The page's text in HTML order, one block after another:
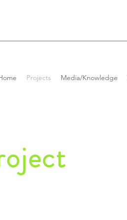
Projects Media/Knowledge